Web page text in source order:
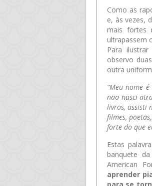
Como as
e, às vezes,
mais fortes
ultrapassem
Para
observo
outra
“Meu nome
não nasci
livros, assisti
filmes,
forte do que
Estas
banquete
American
aprender